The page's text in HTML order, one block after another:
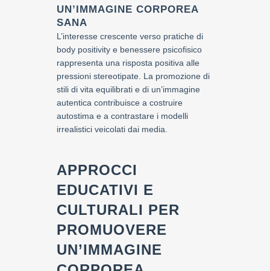
UN’IMMAGINE CORPOREA
SANA
L’interesse crescente verso pratiche di
body positivity e benessere psicofisico
rappresenta una risposta positiva alle
pressioni stereotipate. La promozione di
stili di vita equilibrati e di un’immagine
autentica contribuisce a costruire
autostima e a contrastare i modelli
irrealistici veicolati dai media.
APPROCCI
EDUCATIVI E
CULTURALI PER
PROMUOVERE
UN’IMMAGINE